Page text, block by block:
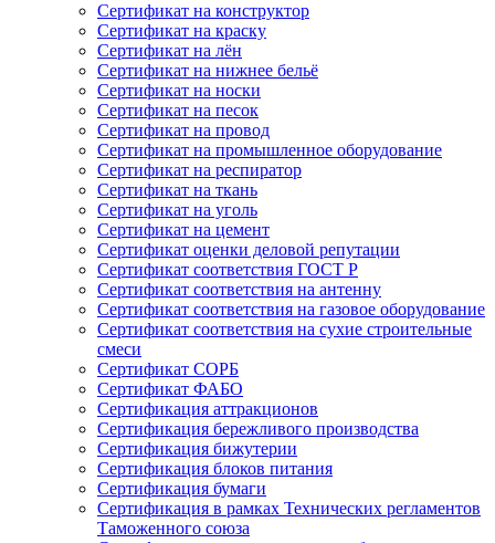
Сертификат на конструктор
Сертификат на краску
Сертификат на лён
Сертификат на нижнее бельё
Сертификат на носки
Сертификат на песок
Сертификат на провод
Сертификат на промышленное оборудование
Сертификат на респиратор
Сертификат на ткань
Сертификат на уголь
Сертификат на цемент
Сертификат оценки деловой репутации
Сертификат соответствия ГОСТ Р
Сертификат соответствия на антенну
Сертификат соответствия на газовое оборудование
Сертификат соответствия на сухие строительные
смеси
Сертификат СОРБ
Сертификат ФАБО
Сертификация аттракционов
Сертификация бережливого производства
Сертификация бижутерии
Сертификация блоков питания
Сертификация бумаги
Сертификация в рамках Технических регламентов
Таможенного союза